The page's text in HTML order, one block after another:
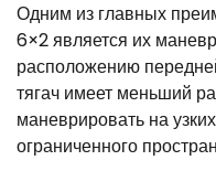
Одним из главных
6×2 является их
расположению
тягач имеет меньший
маневрировать на
ограниченного